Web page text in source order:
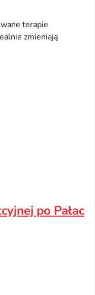
terapie
zmieniają
po Pałac